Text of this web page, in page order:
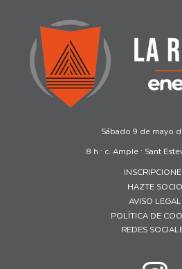
Sábado 9 de mayo
8 h · c. Ample · Sant
HAZTE SOCIO
AVISO LEGAL
POLÍTICA DE
REDES